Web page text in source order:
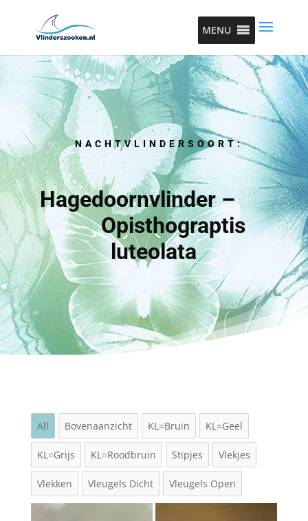
MENU
NACHTVLINDERSOORT:
Hagedoornvlinder –
Opisthograptis
luteolata
All Bovenaanzicht KL=Bruin KL=Geel
KL=Grijs KL=Roodbruin Stipjes Vlekjes
Vlekken Vleugels Dicht Vleugels Open